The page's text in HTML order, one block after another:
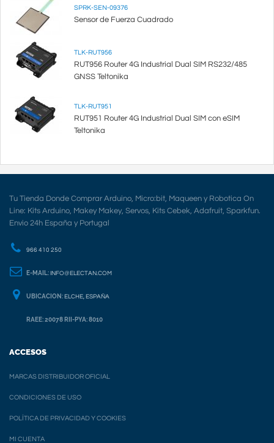
SPRK-SEN-09376
Sensor de Fuerza Cuadrado
TLK-RUT956
RUT956 Router 4G Industrial Dual SIM RS232/485
GNSS Teltonika
TLK-RUT951
RUT951 Router 4G Industrial Dual SIM con eSIM
Teltonika
Tu Tienda Donde Comprar Arduino, Micro:bit, Maqueen y Robotica On
Line: Kits Arduino, Makey Makey, Servos, Kits Cebek, Adafruit, Sparkfun.
Envio 24h España y Portugal
966 410 250
E-MAIL: INFO@ELECTAN.COM
UBICACION: ELCHE, ESPAÑA
RAEE: 20078 RII-PYA: 8010
ACCESOS
MARCAS DISTRIBUIDOR OFICIAL
CONDICIONES DE USO
POLÍTICA DE PRIVACIDAD Y COOKIES
MI CUENTA